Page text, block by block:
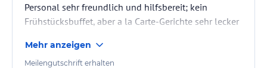
Personal sehr freundlich und hilfsbereit; kein
Frühstücksbuffet, aber a la Carte-Gerichte sehr lecker
Mehr anzeigen
Meilengutschrift erhalten